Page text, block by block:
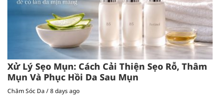
Xử Lý Sẹo Mụn: Cách Cải Thiện Sẹo Rỗ, Thâm
Mụn Và Phục Hồi Da Sau Mụn
Chăm Sóc Da /8 days ago